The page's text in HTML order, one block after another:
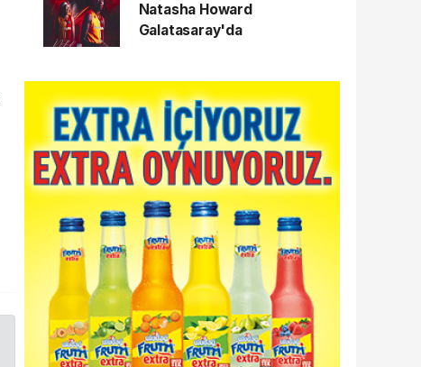
Natasha Howard
Galatasaray'da